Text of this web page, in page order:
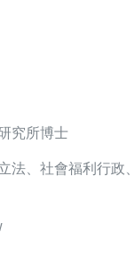
究所博士
法、社會福利行政